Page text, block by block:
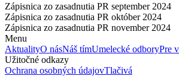
Zápisnica zo zasadnutia PR september 2024
Zápisnica zo zasadnutia PR október 2024
Zápisnica zo zasadnutia PR november 2024
Menu
AktualityO násNáš tímUmelecké odboryPre
Užitočné odkazy
Ochrana osobných údajovTlačivá